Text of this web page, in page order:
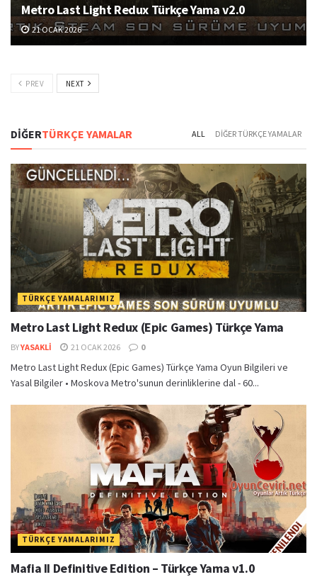
Metro Last Light Redux Türkçe Yama v2.0
21 OCAK 2026
PREV NEXT
DİĞERTÜRKÇE YAMALAR ALL DIĞER TÜRKÇE YAMALAR
TÜRKÇE YAMALARIMIZ
Metro Last Light Redux (Epic Games) Türkçe Yama
BYYASAKLI 21 OCAK 2026 0
Metro Last Light Redux (Epic Games) Türkçe Yama Oyun Bilgileri ve
Yasal Bilgiler • Moskova Metro'sunun derinliklerine dal - 60...
TÜRKÇE YAMALARIMIZ
Mafia II Definitive Edition – Türkçe Yama v1.0